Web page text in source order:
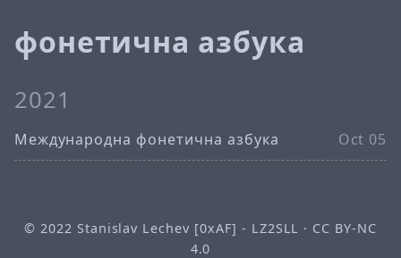
фонетична азбука
2021
Международна фонетична азбука Oct 05
© 2022 Stanislav Lechev [0xAF] - LZ2SLL · CC BY-NC
4.0